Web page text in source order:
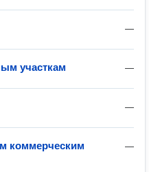
—
—
участкам
—
—
коммерческим